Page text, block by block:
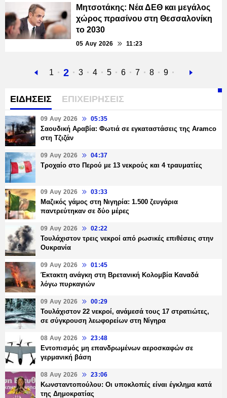
Μητσοτάκης: Νέα ΔΕΘ και μεγάλος
χώρος πρασίνου στη Θεσσαλονίκη
το 2030
05 Αυγ 2026 11:23
Προηγούμενη
Σελίδα
1
Τρέχουσα
2 Σελίδα
3 Σελίδα
4 Σελίδα
5 Σελίδα
6 Σελίδα
7 Σελίδα
8 Σελίδα
9
Next
ΕΙΔΗΣΕΙΣ ΕΠΙΧΕΙΡΗΣΕΙΣ
09 Αυγ 2026 05:35
Σαουδική Αραβία: Φωτιά σε εγκαταστάσεις της Aramco
στη Τζιζάν
09 Αυγ 2026 04:37
Τροχαίο στο Περού με 13 νεκρούς και 4 τραυματίες
09 Αυγ 2026 03:33
Μαζικός γάμος στη Νιγηρία: 1.500 ζευγάρια
παντρεύτηκαν σε δύο μέρες
09 Αυγ 2026 02:22
Τουλάχιστον τρεις νεκροί από ρωσικές επιθέσεις στην
Ουκρανία
09 Αυγ 2026 01:45
Έκτακτη ανάγκη στη Βρετανική Κολομβία Καναδά
λόγω πυρκαγιών
09 Αυγ 2026 00:29
Τουλάχιστον 22 νεκροί, ανάμεσά τους 17 στρατιώτες,
σε σύγκρουση λεωφορείων στη Νίγηρα
08 Αυγ 2026 23:48
Εντοπισμός μη επανδρωμένων αεροσκαφών σε
γερμανική βάση
08 Αυγ 2026 23:06
Κωνσταντοπούλου: Οι υποκλοπές είναι έγκλημα κατά
της Δημοκρατίας